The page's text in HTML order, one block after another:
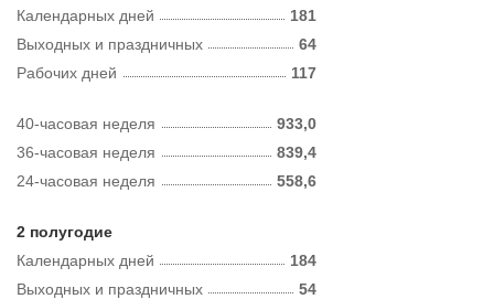
Календарных дней
181
Рабочих дней 117
Выходных и праздничных 64
40-часовая неделя
933,0
36-часовая неделя
839,4
24-часовая неделя
558,6
2 полугодие
Календарных дней
184
Выходных и праздничных 54